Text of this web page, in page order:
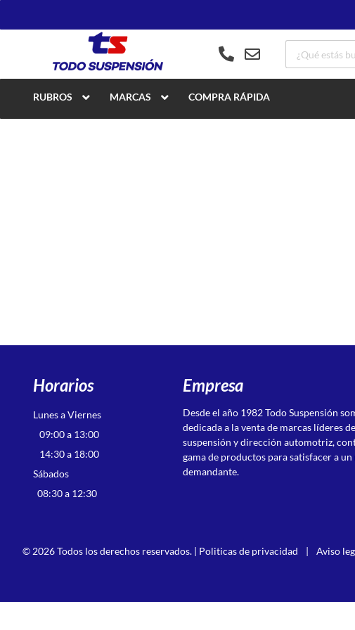
RUBROS MARCAS COMPRA RÁPIDA
Horarios
Lunes a Viernes
09:00 a 13:00
14:30 a 18:00
Sábados
08:30 a 12:30
Empresa
Desde el año 1982 Todo Suspensión
dedicada a la venta de marcas líderes
suspensión y dirección automotriz,
gama de productos para satisfacer a
demandante.
© 2026 Todos los derechos reservados. | Politicas de privacidad | Aviso